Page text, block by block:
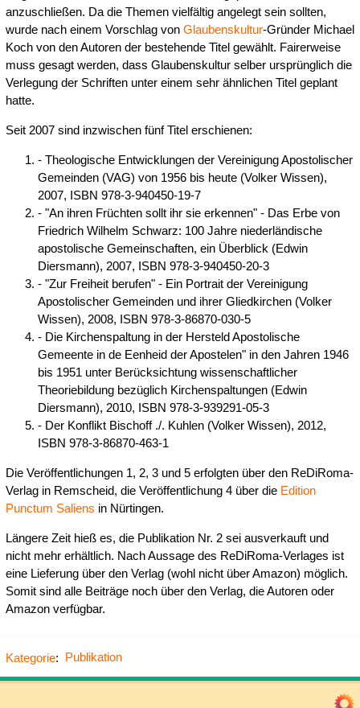
anzuschließen. Da die Themen vielfältig angelegt sein sollten,
wurde nach einem Vorschlag von Glaubenskultur-Gründer Michael
Koch von den Autoren der bestehende Titel gewählt. Fairerweise
muss gesagt werden, dass Glaubenskultur selber ursprünglich die
Verlegung der Schriften unter einem sehr ähnlichen Titel geplant
hatte.
Seit 2007 sind inzwischen fünf Titel erschienen:
- Theologische Entwicklungen der Vereinigung Apostolischer
Gemeinden (VAG) von 1956 bis heute (Volker Wissen),
2007, ISBN 978-3-940450-19-7
- "An ihren Früchten sollt ihr sie erkennen" - Das Erbe von
Friedrich Wilhelm Schwarz: 100 Jahre niederländische
apostolische Gemeinschaften, ein Überblick (Edwin
Diersmann), 2007, ISBN 978-3-940450-20-3
- "Zur Freiheit berufen" - Ein Portrait der Vereinigung
Apostolischer Gemeinden und ihrer Gliedkirchen (Volker
Wissen), 2008, ISBN 978-3-86870-030-5
- Die Kirchenspaltung in der Hersteld Apostolische
Gemeente in de Eenheid der Apostelen" in den Jahren 1946
bis 1951 unter Berücksichtung wissenschaftlicher
Theoriebildung bezüglich Kirchenspaltungen (Edwin
Diersmann), 2010, ISBN 978-3-939291-05-3
- Der Konflikt Bischoff ./. Kuhlen (Volker Wissen), 2012,
ISBN 978-3-86870-463-1
Die Veröffentlichungen 1, 2, 3 und 5 erfolgten über den ReDiRoma-
Verlag in Remscheid, die Veröffentlichung 4 über die Edition
Punctum Saliens in Nürtingen.
Längere Zeit hieß es, die Publikation Nr. 2 sei ausverkauft und
nicht mehr erhältlich. Nach Aussage des ReDiRoma-Verlages ist
eine Lieferung über den Verlag (wohl nicht über Amazon) möglich.
Somit sind alle Beiträge noch über den Verlag, die Autoren oder
Amazon verfügbar.
Kategorie: Publikation